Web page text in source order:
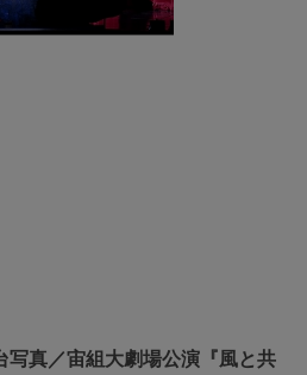
写真／宙組大劇場公演『風と共